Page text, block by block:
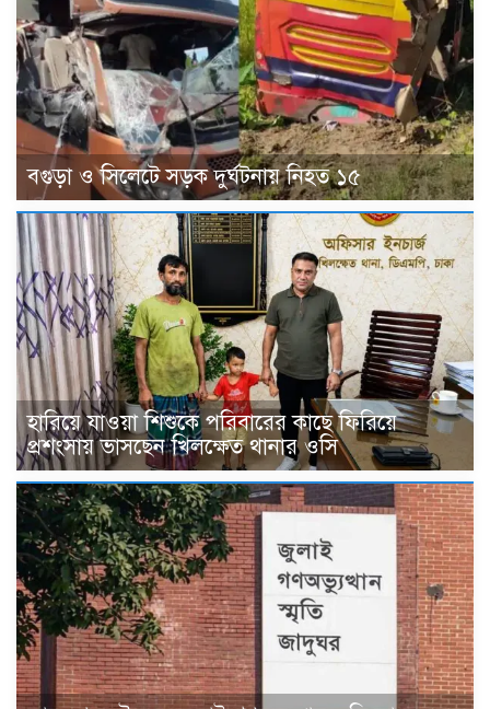
বগুড়া ও সিলেটে সড়ক দুর্ঘটনায় নিহত ১৫
হারিয়ে যাওয়া শিশুকে পরিবারের কাছে ফিরিয়ে
প্রশংসায় ভাসছেন খিলক্ষেত থানার ওসি